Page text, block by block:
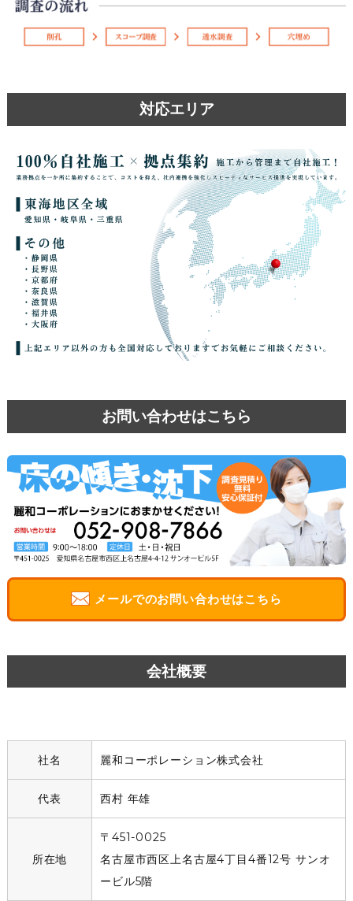
対応エリア
お問い合わせはこちら
メールでのお問い合わせはこちら
会社概要
社名 麗和コーポレーション株式会社
代表 西村 年雄
所在地
〒451-0025
名古屋市西区上名古屋4丁目4番12号 サンオ
ービル5階